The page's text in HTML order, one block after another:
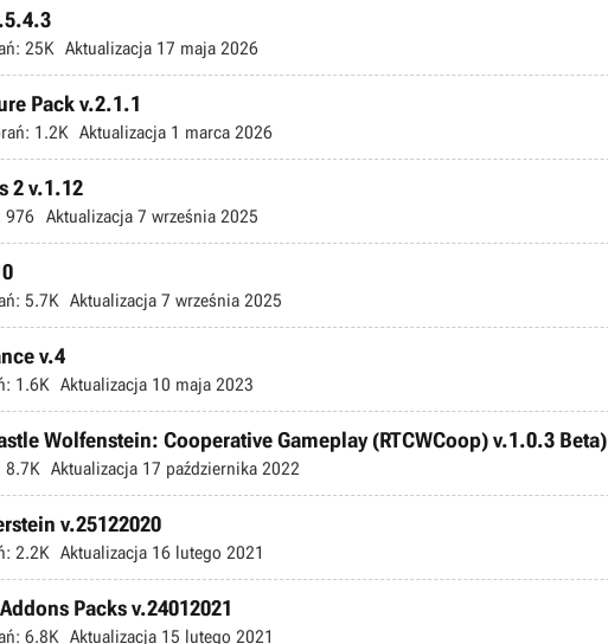
25K Aktualizacja 17 maja 2026
Pack v.2.1.1
1.2K Aktualizacja 1 marca 2026
2 v.1.12
976 Aktualizacja 7 września 2025
5.7K Aktualizacja 7 września 2025
v.4
1.6K Aktualizacja 10 maja 2023
Wolfenstein: Cooperative Gameplay (RTCWCoop) v.1.0.3 Beta)
8.7K Aktualizacja 17 października 2022
v.25122020
2.2K Aktualizacja 16 lutego 2021
Packs v.24012021
6.8K Aktualizacja 15 lutego 2021